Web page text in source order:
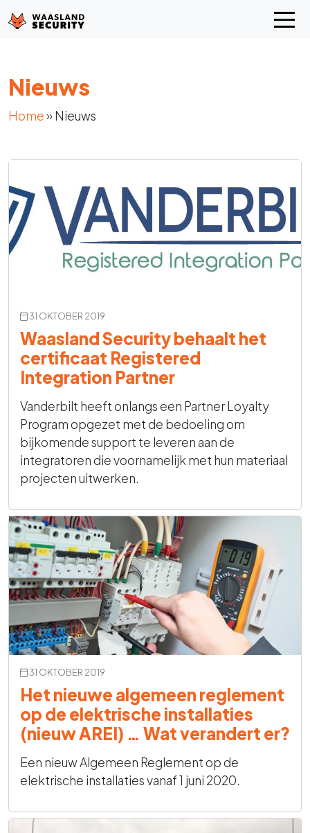
Nieuws
Home»Nieuws
31 OKTOBER 2019
Waasland Security behaalt het
certificaat Registered
Integration Partner
Vanderbilt heeft onlangs een Partner Loyalty
Program opgezet met de bedoeling om
bijkomende support te leveren aan de
integratoren die voornamelijk met hun materiaal
projecten uitwerken.
31 OKTOBER 2019
Het nieuwe algemeen reglement
op de elektrische installaties
(nieuw AREI) … Wat verandert er?
Een nieuw Algemeen Reglement op de
elektrische installaties vanaf 1 juni 2020.